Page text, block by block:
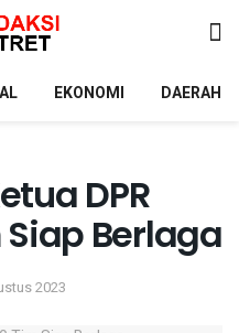
EKONOMI DAERAH
DPR
Berlaga
2023